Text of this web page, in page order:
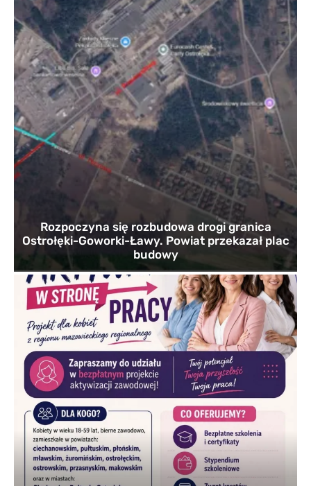
Rozpoczyna się rozbudowa drogi granica
Ostrołęki-Goworki-Ławy. Powiat przekazał plac
budowy